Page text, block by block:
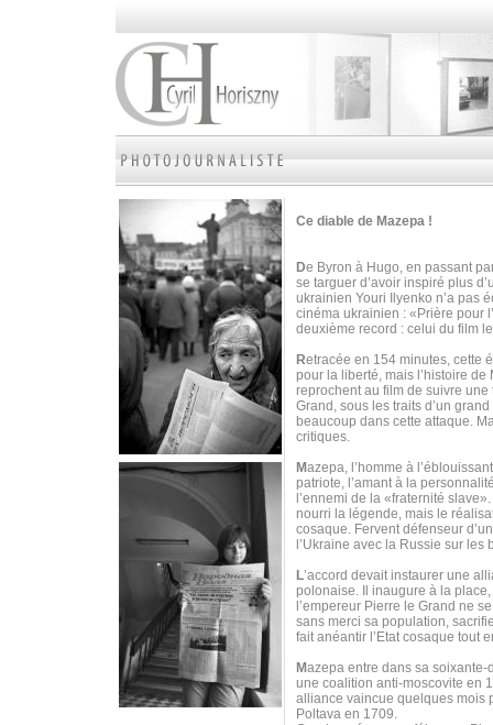
Ce diable de Mazepa !
De Byron à Hugo, en passant
se targuer d’avoir inspiré plus
ukrainien Youri Ilyenko n’a pas
cinéma ukrainien : «Prière pour
deuxième record : celui du film
Retracée en 154 minutes, cette
pour la liberté, mais l’histoire
reprochent au film de suivre
Grand, sous les traits d’un
beaucoup dans cette attaque.
critiques.
Mazepa, l’homme à
patriote, l’amant à la
l’ennemi de la «fraternité
nourri la légende, mais le
cosaque. Fervent défenseur
l’Ukraine avec la Russie sur
L’accord devait instaurer une
polonaise. Il inaugure à la
l’empereur Pierre le Grand ne
sans merci sa population,
fait anéantir l’Etat cosaque tout
Mazepa entre dans sa soixante-
une coalition anti-moscovite en
alliance vaincue quelques mois
Poltava en 1709.